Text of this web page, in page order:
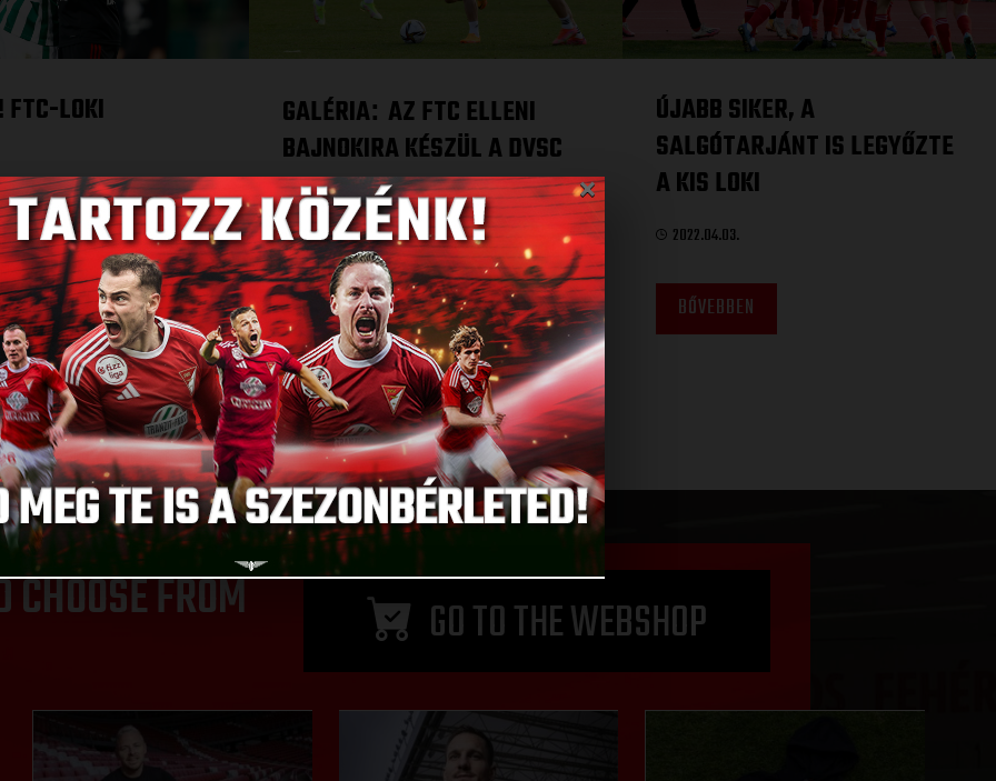
FTC-LOKI GALÉRIA: AZ FTC ELLENI
BAJNOKIRA KÉSZÜL A DVSC
2022.04.07.
BŐVEBBEN
ÚJABB SIKER, A
SALGÓTARJÁNT IS LEGYŐZTE
A KIS LOKI
2022.04.03.
BŐVEBBEN
« 1 2 3 4 5 6 7 8 9 10 11 ... 22 »
FROM
GO TO THE WEBSHOP
×